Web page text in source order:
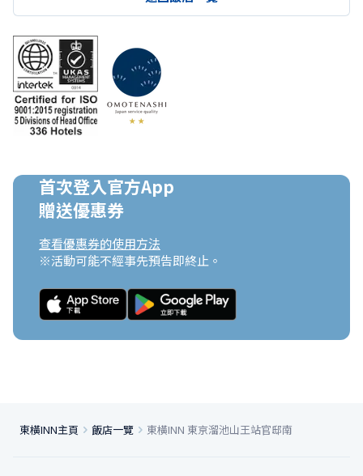
首次登入官方App
贈送優惠券
查看優惠券的使用方法
※活動可能不經事先預告即終止。
東橫INN主頁 飯店一覽 東橫INN 東京溜池山王站官邸南